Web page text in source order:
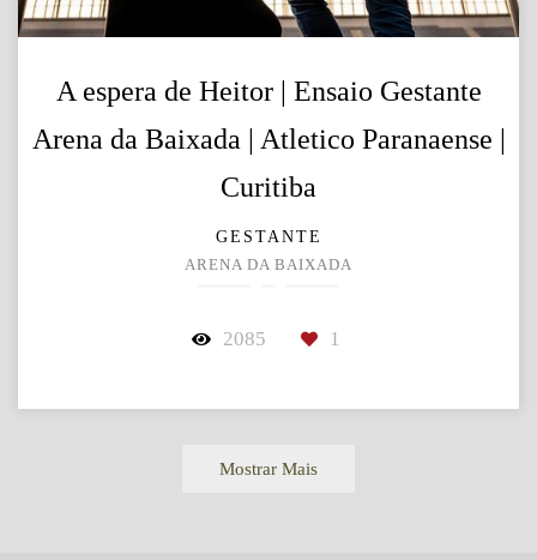
A espera de Heitor | Ensaio Gestante
Arena da Baixada | Atletico Paranaense |
Curitiba
GESTANTE
ARENA DA BAIXADA
2085 1
Mostrar Mais